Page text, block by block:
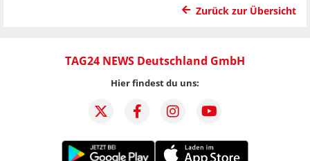
Zurück zur Übersicht
TAG24 NEWS Deutschland GmbH
Hier findest du uns: